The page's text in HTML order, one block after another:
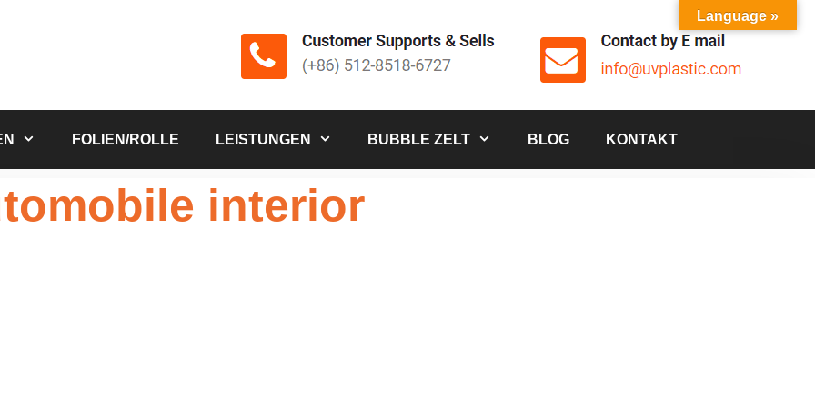
FOLIEN/ROLLE LEISTUNGEN BUBBLE ZELT BLOG KONTAKT
interior
Language »